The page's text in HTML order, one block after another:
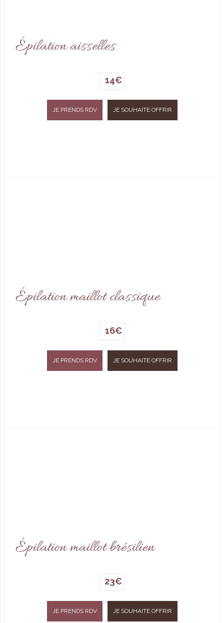
Épilation aisselles
14€
JE PRENDS RDV JE SOUHAITE OFFRIR
Épilation maillot classique
16€
JE PRENDS RDV JE SOUHAITE OFFRIR
Épilation maillot brésilien
23€
JE PRENDS RDV JE SOUHAITE OFFRIR